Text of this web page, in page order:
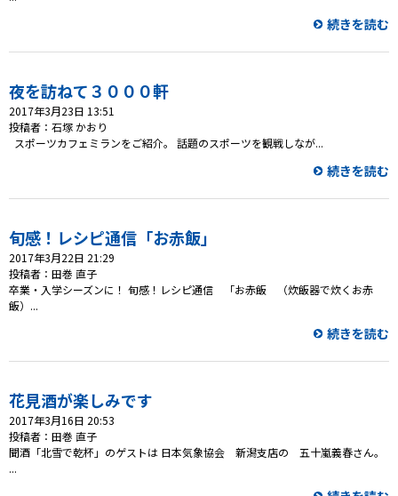
続きを読む
夜を訪ねて３０００軒
2017年3月23日 13:51
投稿者：石塚 かおり
スポーツカフェミランをご紹介。 話題のスポーツを観戦しなが...
続きを読む
旬感！レシピ通信「お赤飯」
2017年3月22日 21:29
投稿者：田巻 直子
卒業・入学シーズンに！ 旬感！レシピ通信 「お赤飯 （炊飯器で炊くお赤
飯）...
続きを読む
花見酒が楽しみです
2017年3月16日 20:53
投稿者：田巻 直子
聞酒「北雪で乾杯」のゲストは 日本気象協会 新潟支店の 五十嵐義春さん。
...